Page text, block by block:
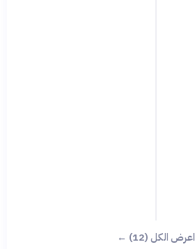
اعرض الكل (12) ←